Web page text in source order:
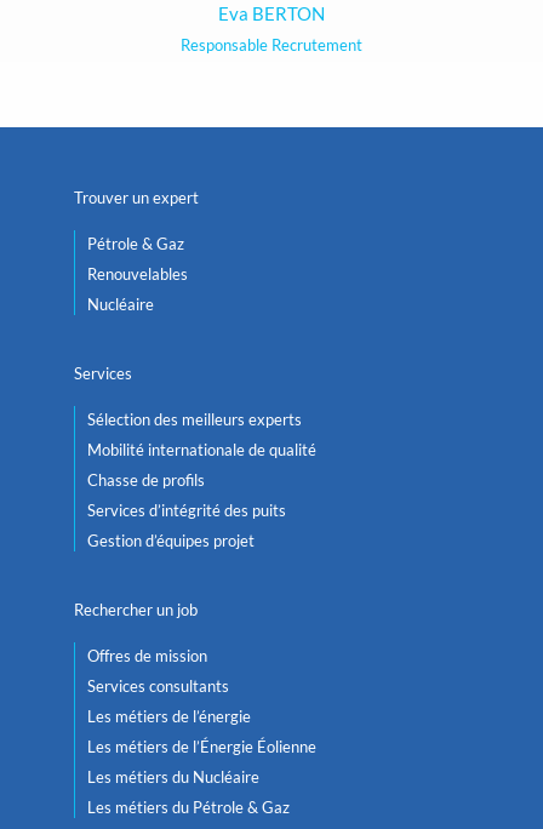
Eva BERTON
Responsable Recrutement
Trouver un expert
Pétrole & Gaz
Renouvelables
Nucléaire
Services
Sélection des meilleurs experts
Mobilité internationale de qualité
Chasse de profils
Services d’intégrité des puits
Gestion d’équipes projet
Rechercher un job
Offres de mission
Services consultants
Les métiers de l’énergie
Les métiers de l’Énergie Éolienne
Les métiers du Nucléaire
Les métiers du Pétrole & Gaz